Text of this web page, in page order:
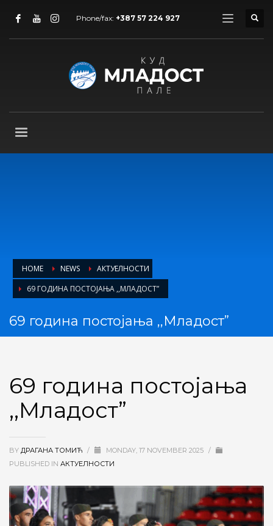
Phone/fax: +387 57 224 927
HOME NEWS
АКТУЕЛНОСТИ
69 ГОДИНА ПОСТОЈАЊА ,,МЛАДОСТ”
69 година постојања ,,Младост”
69 година постојања
,,Младост”
BY ДРАГАНА ТОМИЋ / MONDAY, 17 NOVEMBER 2025 /
PUBLISHED IN АКТУЕЛНОСТИ